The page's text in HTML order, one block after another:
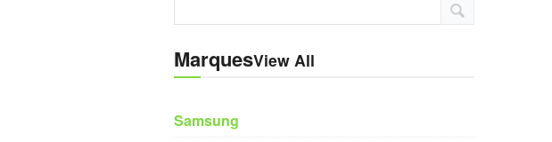
MarquesView All
Samsung